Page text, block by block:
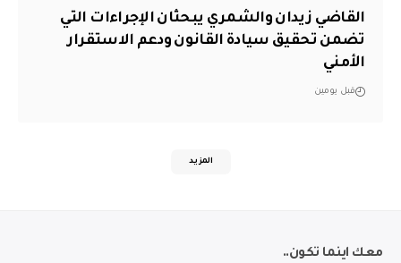
القاضي زيدان والشمري يبحثان الإجراءات التي
تضمن تحقيق سيادة القانون ودعم الاستقرار
الأمني
قبل يومين
المزيد
معك اينما تكون..